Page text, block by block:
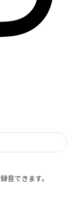
音できます。